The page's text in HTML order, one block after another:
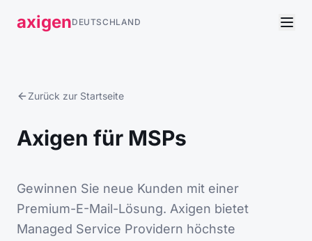
axigenDEUTSCHLAND
Zurück zur Startseite
Axigen für MSPs
Gewinnen Sie neue Kunden mit einer
Premium-E-Mail-Lösung. Axigen bietet
Managed Service Providern höchste